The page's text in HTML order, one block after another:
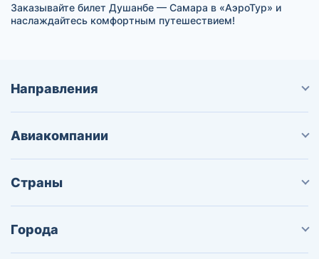
Заказывайте билет Душанбе — Самара в «АэроТур» и
наслаждайтесь комфортным путешествием!
Направления
Авиакомпании
Страны
Города